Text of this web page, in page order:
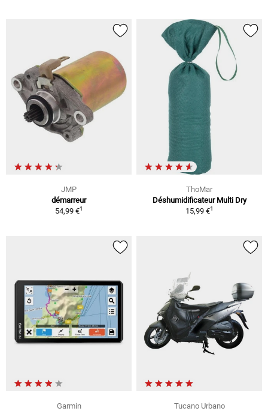
JMP
démarreur
54,99 €1
ThoMar
Déshumidificateur Multi Dry
15,99 €1
Garmin
Tucano Urbano